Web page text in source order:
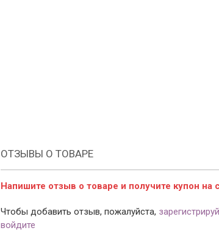
ОТЗЫВЫ О ТОВАРЕ
Напишите отзыв о товаре и получите купон на
Чтобы добавить отзыв, пожалуйста,
войдите